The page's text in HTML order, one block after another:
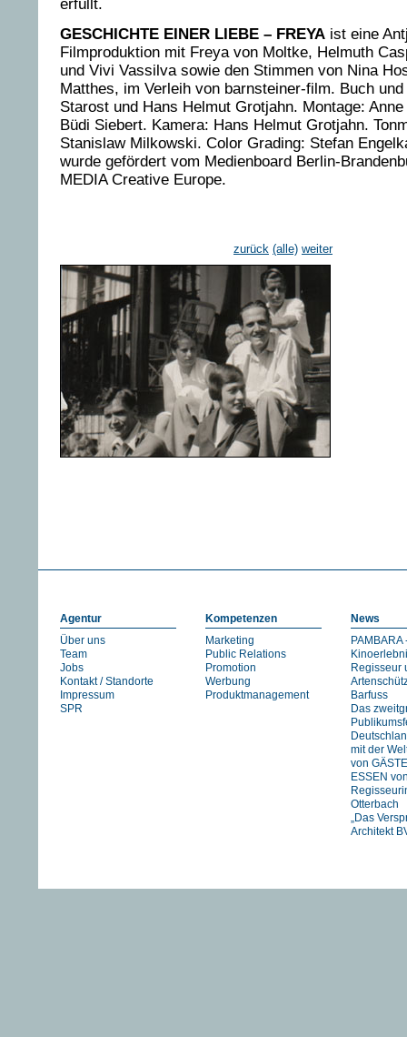
erfüllt.
GESCHICHTE EINER LIEBE – FREYA ist eine
Filmproduktion mit Freya von Moltke, Helmuth
und Vivi Vassilva sowie den Stimmen von Nina
Matthes, im Verleih von barnsteiner-film. Buch
Starost und Hans Helmut Grotjahn. Montage:
Büdi Siebert. Kamera: Hans Helmut Grotjahn.
Stanislaw Milkowski. Color Grading: Stefan
wurde gefördert vom Medienboard Berlin-
MEDIA Creative Europe.
zurück (alle) weiter
Agentur
Über uns
Team
Jobs
Kontakt / Standorte
Impressum
SPR
Kompetenzen
Marketing
Public Relations
Promotion
Werbung
Produktmanagement
News
Regisseur
Barfuss
Das
mit der
von
ESSEN
Otterbach
„Das
Architekt
exklusiv in